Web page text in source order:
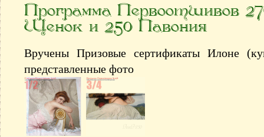
Программа Первоотшивов
Щенок и 250 Павония
Вручены Призовые сертификаты Илоне
представленные фото